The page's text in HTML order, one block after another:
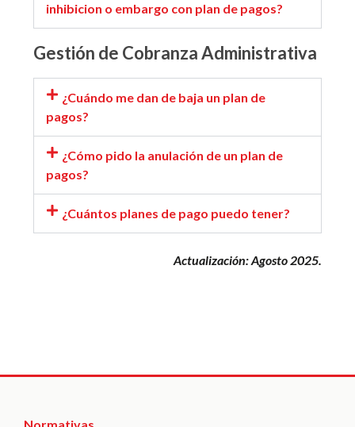
inhibicion o embargo con plan de pagos?
Gestión de Cobranza Administrativa
¿Cuándo me dan de baja un plan de
pagos?
¿Cómo pido la anulación de un plan de
pagos?
¿Cuántos planes de pago puedo tener?
Actualización: Agosto 2025.